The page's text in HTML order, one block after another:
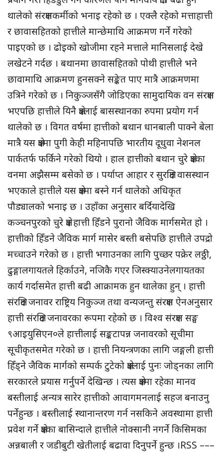
थालेको संरक्षणकर्मीको भनाइ रहेको छ । एक्लै रहेको मत्ताहात्ती
र छावासहितको हात्तीले मान्छेमाथि आक्रमण गर्ने गरेको
पाइएको छ । ढोइको खोजीमा रहने मत्ताले मानिसलाई देखे
लखेटने गर्दछ । बथानमा छावासहितको पोथी हात्तीले भने
छावामाथि आक्रमण हुनसक्ने सङ्केत पाए मात्रै आक्रमणमा
उत्रिने गरेको छ । निकुञ्जसँगै जोडिएका सामुदायिक वन संरक्षण
भएपछि हात्तीले यिनै क्षेत्रलाई बासस्थानका रुपमा प्रयोग गर्न
थालेको छ । विगत वर्षमा हात्तीको बथान धानबाली पाक्ने बेला
मात्रै यस क्षेत्रमा पुगी केही महिनापछि भारतीय दूधुवा नेशनल
पार्कतर्फ फर्किने गरेको थियो । हाल हात्तीको बथान चुरे क्षेत्रका
वनमा अझैसम्म बसेको छ । पर्याप्त आहार र सुरक्षित वासस्थान
भएकाले हात्तीले यस क्षेत्रमा बस्ने गर्न थालेको अधिकृत
पौड्यालको भनाइ छ । उहाँका अनुसार बर्दियादेखि
कञ्चनपुरको चुरे क्षेत्र हात्ती हिँडने पुरानो जैविक मार्गसमेत हो ।
हात्तीको हिँडने जैविक मार्ग मासेर बस्ती बसेपछि हात्तीले उपद्रो
मच्चाउने गरेको छ । हात्ती भगाउनका लागि पुच्छर पक्रेर लठ्ठी,
ढुङ्गालगायतले हिर्काउने, नजिकै गएर जिस्क्याउनेलगायतका
कार्य गर्दासमेत हात्ती बढी आक्रामक हुन थालेका हुन् । हात्ती
संरक्षित जनावर राष्ट्रिय निकुञ्ज तथा वन्यजन्तु संरक्षण ऐनअनुसार
हात्ती संरक्षित जनावरका रूपमा रहेको छ । विश्व संरक्षण सङ्घ
९आइयुसिएन०ले हात्तीलाई सङ्कटापन्न जनावरको सूचीमा
सूचीकृतसमेत गरेको छ । हात्ती नियन्त्रणका लागि जङ्गली हात्ती
हिँड्ने जैविक मार्गको सम्पर्क टुटेको क्षेत्रलाई पुनः जोड्नका लागि
सरकारले प्रयास गर्नुपर्ने देखिन्छ । त्यस क्षेत्रमा रहेका मानव
बस्तीलाई अन्यत्र सारेर हात्तीको आवागमनलाई सहज बनाउनु
पर्नेहुन्छ । बस्तीलाई स्थानान्तरण गर्न नसकिने अवस्थामा हात्ती
प्रवेश गर्ने क्षेत्रका बासिन्दाले हात्तीले नोक्सानी नगर्ने किसिमका
अन्नबाली र जडीबुटी खेतीलाई बढावा दिनुपर्ने हुन्छ ।RSS –––